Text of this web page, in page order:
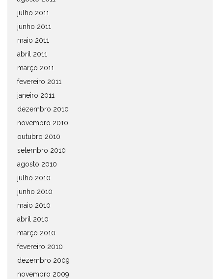
julho 2011
junho 2011
maio 2011
abril 2011
março 2011
fevereiro 2011
janeiro 2011
dezembro 2010
novembro 2010
outubro 2010
setembro 2010
agosto 2010
julho 2010
junho 2010
maio 2010
abril 2010
março 2010
fevereiro 2010
dezembro 2009
novembro 2009